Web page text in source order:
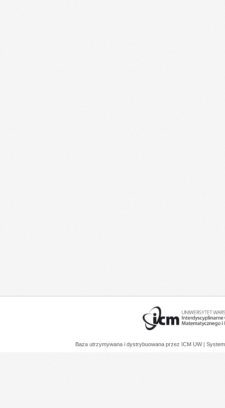
Baza utrzymywana i dystrybuowana przez ICM UW |